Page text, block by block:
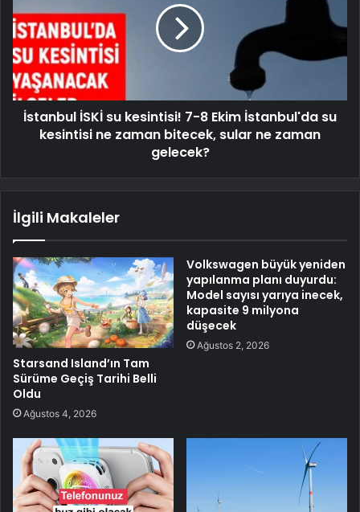
İstanbul İSKİ su kesintisi! 7-8 Ekim İstanbul'da su
kesintisi ne zaman bitecek, sular ne zaman
gelecek?
İlgili Makaleler
Starsand Island’ın Tam
Sürüme Geçiş Tarihi Belli
Oldu
Ağustos 4, 2026
Volkswagen büyük yeniden
yapılanma planı duyurdu:
Model sayısı yarıya inecek,
kapasite 9 milyona
düşecek
Ağustos 2, 2026